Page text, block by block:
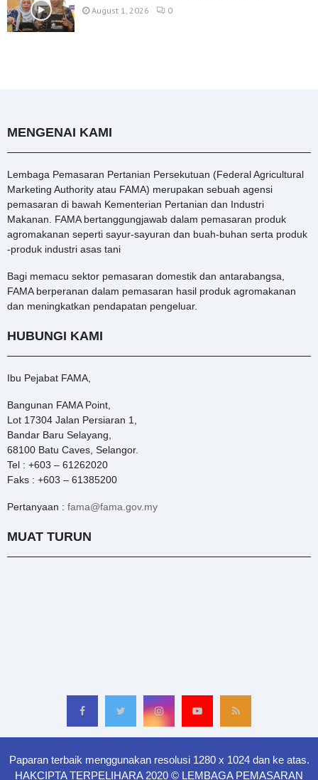
August 1, 2026 0
MENGENAI KAMI
Lembaga Pemasaran Pertanian Persekutuan (Federal Agricultural
Marketing Authority atau FAMA) merupakan sebuah agensi
pemasaran di bawah Kementerian Pertanian dan Industri
Makanan. FAMA bertanggungjawab dalam pemasaran produk
agromakanan seperti sayur-sayuran dan buah-buhan serta produk
-produk industri asas tani
Bagi memacu sektor pemasaran domestik dan antarabangsa,
FAMA berperanan dalam pemasaran hasil produk agromakanan
dan meningkatkan pendapatan pengeluar.
HUBUNGI KAMI
Ibu Pejabat FAMA,
Bangunan FAMA Point,
Lot 17304 Jalan Persiaran 1,
Bandar Baru Selayang,
68100 Batu Caves, Selangor.
Tel : +603 – 61262020
Faks : +603 – 61385200
Pertanyaan : fama@fama.gov.my
MUAT TURUN
Paparan terbaik menggunakan resolusi 1280 x 1024 dan ke atas.
HAKCIPTA TERPELIHARA 2020 © LEMBAGA PEMASARAN